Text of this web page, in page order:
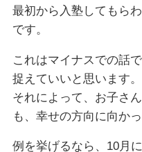
最初から入塾してもら
です。
これはマイナスでの話
捉えていいと思います。
それによって、お子さ
も、幸せの方向に向か
例を挙げるなら、10月